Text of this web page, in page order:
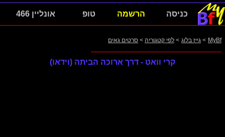
כניסה הרשמה טופ אונליין 466
MyBf
> גייז בלוג > לפי קטגוריה > סרטים גאים
קרי וואט - דרך ארוכה הביתה (וידאו)